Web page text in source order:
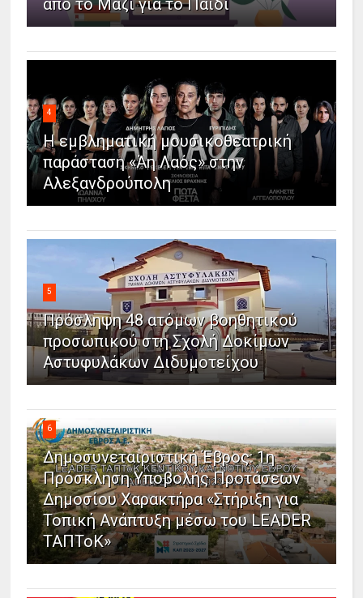
4
Η εμβληματική μουσικοθεατρική
παράσταση «Άη Λαός» στην
Αλεξανδρούπολη
5
Πρόσληψη 48 ατόμων βοηθητικού
προσωπικού στη Σχολή Δοκίμων
Αστυφυλάκων Διδυμοτείχου
6
Δημοσυνεταιριστική Έβρος: 1η
Πρόσκληση Υποβολής Προτάσεων
Δημοσίου Χαρακτήρα «Στήριξη για
Τοπική Ανάπτυξη μέσω του LEADER
ΤΑΠΤοΚ»